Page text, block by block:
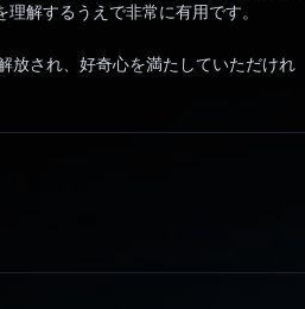
解するうえで非常に有用です。
放され、好奇心を満たしていただけれ